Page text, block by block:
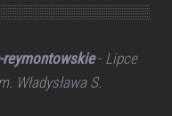
- Lipce
Władysława S.